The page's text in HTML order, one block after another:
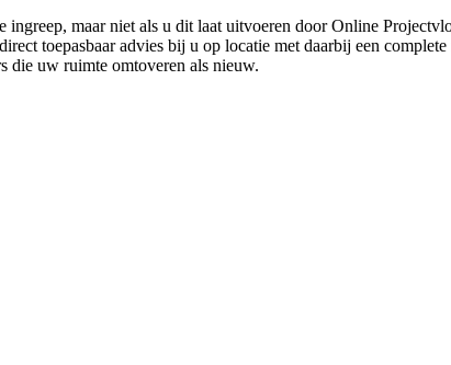
maar niet als u dit laat uitvoeren door Online
toepasbaar advies bij u op locatie met daarbij een
die uw ruimte omtoveren als nieuw.